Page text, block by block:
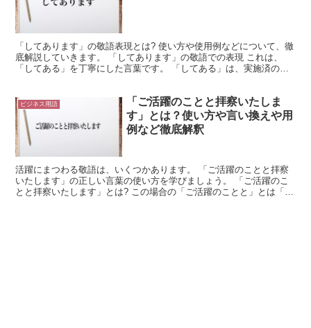
「してあります」の敬語表現とは? 使い方や使用例などについて、徹
底解説していきます。 「してあります」の敬語での表現 これは、
「してある」を丁寧にした言葉です。 「してある」は、実施済の状
ビジネス用語
「ご活躍のことと拝察いたしま
す」とは？使い方や言い換えや用
例など徹底解釈
活躍にまつわる敬語は、いくつかあります。 「ご活躍のことと拝察
いたします」の正しい言葉の使い方を学びましょう。 「ご活躍のこ
とと拝察いたします」とは? この場合の「ご活躍のことと」とは「活